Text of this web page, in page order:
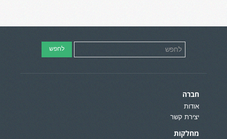
חברה
אודות
יצירת קשר
מחלקות